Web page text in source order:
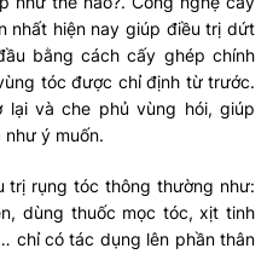
nhất hiện nay giúp điều trị dứt
bằng cách cấy ghép chính
tóc được chỉ định từ trước.
lại và che phủ vùng hói, giúp
ý muốn.
trị rụng tóc thông thường như:
dùng thuốc mọc tóc, xịt tinh
chỉ có tác dụng lên phần thân